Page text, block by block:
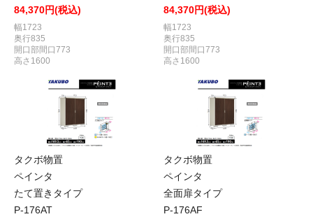
84,370円(税込)
幅1723
奥行835
開口部間口773
高さ1600
84,370円(税込)
幅1723
奥行835
開口部間口773
高さ1600
タクボ物置
ペインタ
たて置きタイプ
P-176AT
タクボ物置
ペインタ
全面扉タイプ
P-176AF